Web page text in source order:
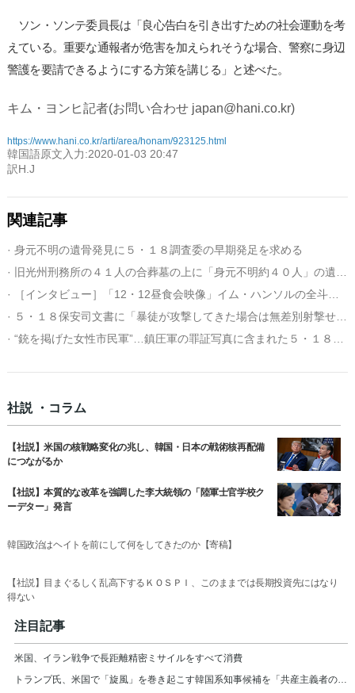
ソン・ソンテ委員長は「良心告白を引き出すための社会運動を考
えている。重要な通報者が危害を加えられそうな場合、警察に身辺
警護を要請できるようにする方策を講じる」と述べた。
キム・ヨンヒ記者(お問い合わせ japan@hani.co.kr)
https://www.hani.co.kr/arti/area/honam/923125.html
韓国語原文入力:2020-01-03 20:47
訳H.J
関連記事
· 身元不明の遺骨発見に５・１８調査委の早期発足を求める
· ［インタビュー］「12・12昼食会映像」イム・ハンソルの全斗煥追跡記
· ５・１８保安司文書に「暴徒が攻撃してきた場合は無差別射撃せよ」
社説 ・コラム
【社説】米国の核戦略変化の兆し、韓国・日本の戦術核再配備
につながるか
【社説】本質的な改革を強調した李大統領の「陸軍士官学校ク
ーデター」発言
韓国政治はヘイトを前にして何をしてきたのか【寄稿】
【社説】目まぐるしく乱高下するＫＯＳＰＩ、このままでは長期投資先にはなり
得ない
注目記事
米国、イラン戦争で長距離精密ミサイルをすべて消費
トランプ氏、米国で「旋風」を巻き起こす韓国系知事候補を「共産主義者の狂人」と非難